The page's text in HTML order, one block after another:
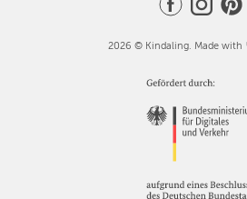
2026 © Kindaling. Made with